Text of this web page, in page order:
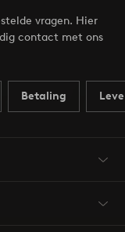
vragen. Hier
contact met ons
Betaling